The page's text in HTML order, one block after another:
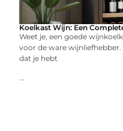
Koelkast Wijn: Een
Weet je, een goede
voor de ware
dat je hebt
...